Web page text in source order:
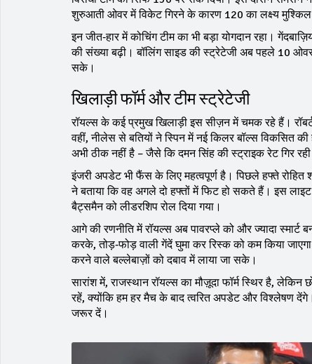
शुरुआती ओवर में विकेट गिरने के कारण 120 का लक्ष्य मुश्किल
इन जीत‑हार में कोचिंग टीम का भी बड़ा योगदान रहा।
की संख्या बढ़ी। बॉलिंग साइड की स्ट्रेटेजी अब पहले 10 ओवर
सके।
खिलाड़ी फॉर्म और टीम स्ट्रेटेजी
रॉयल्स के कई प्रमुख खिलाड़ी इस सीज़न में चमक रहे हैं।
वहीं, नीलेस से बतियों ने स्पिन में नई किलर बॉल्स विकसित
अभी ठीक नहीं है – जैसे कि दमन सिंह की स्ट्राइक रेट गिर
इंजरी अपडेट भी फैंस के लिए महत्वपूर्ण है। पिछले हफ्ते
ने बताया कि वह अगले दो हफ्तों में फिट हो सकते हैं। इस
बैट्समैन को लीडरशिप रोल दिया गया।
आगे की रणनीति में रॉयल्स अब पावरप्ले को और ज्यादा
करके, तोड़‑फोड़ वाली गेंदें घुमा कर रिस्क को कम किया
करने वाले बल्लेबाज़ों को दबाव में लाया जा सके।
सारांश में, राजस्थान रॉयल्स का मौज़ूदा फॉर्म स्थिर है,
रहें, क्योंकि हम हर मैच के बाद त्वरित अपडेट और विश्लेषण
जरूर दें।